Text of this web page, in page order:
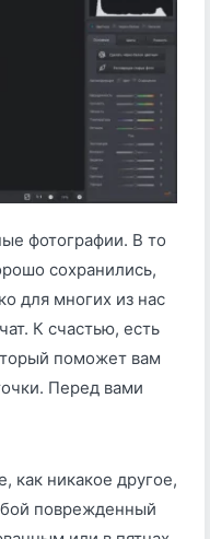
фотографии. В то
сохранились,
для многих из нас
К счастью, есть
поможет вам
Перед вами
как никакое другое,
поврежденный